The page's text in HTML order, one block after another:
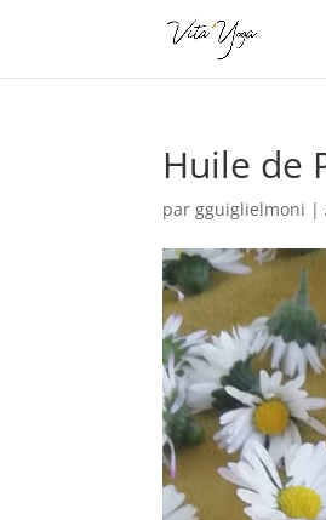
Huile de
pargguiglielmoni |